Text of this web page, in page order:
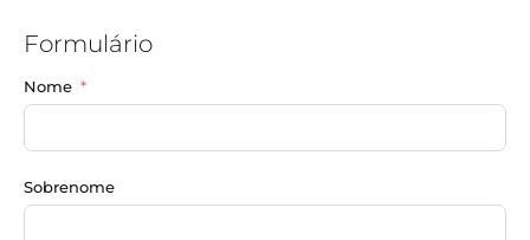
Formulário
Nome
Sobrenome